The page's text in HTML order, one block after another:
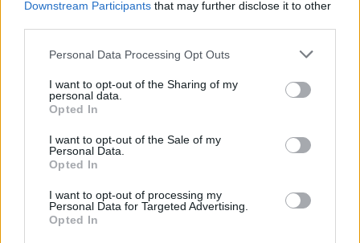
Downstream Participants that may further disclose it to other
Please note that this website/app uses one or more Google
not limited to your visit or usage behaviour. You may click to
grant or deny consent to Google and its third-party tags to
use your data for below specified purposes in below Google
consent section.
Personal Data Processing Opt Outs
I want to opt-out of the Sharing of my
personal data.
Opted In
I want to opt-out of the Sale of my
Personal Data.
Opted In
I want to opt-out of processing my
Personal Data for Targeted Advertising.
Opted In
A Szolnok megyei gazdák nagyon nem akarták a JÉGER
Csendélet 5.0: alig balesetveszélyes lépcső és remek
élhető város
Pénteken újra csökken a benzin és a gázolaj ára is
Napokon belül megválasztja az új köztársasági elnököt az
Országgyűlés
Kiterjedt tüzek pusztítanak az országban, köztük Karcagon
Harmadfokú hőségriasztás az országban: Szolnokon klímát